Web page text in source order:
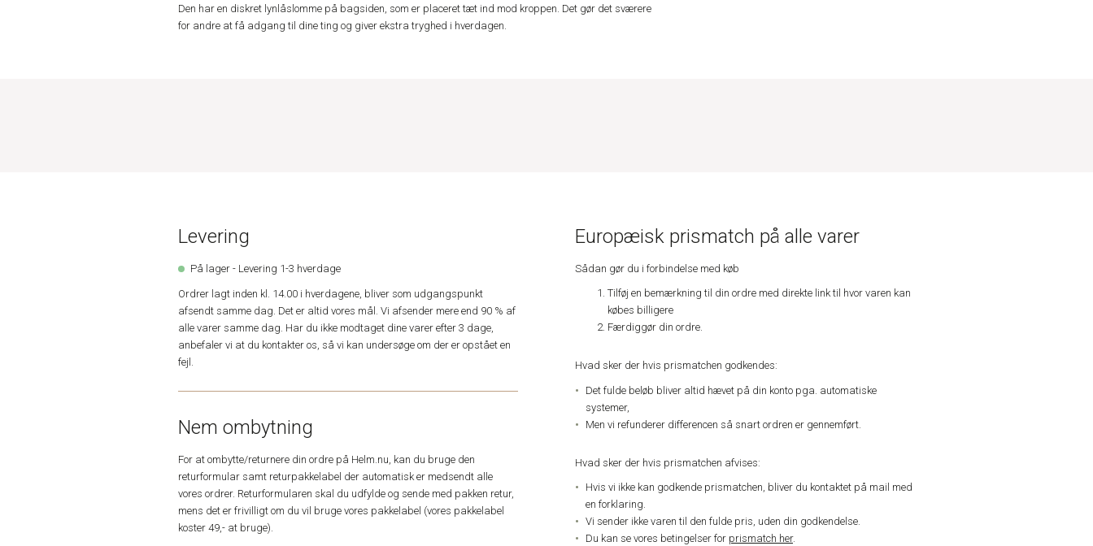
Den har en diskret lynlåslomme på bagsiden, som er placeret tæt ind mod kroppen. Det gør det sværere
for andre at få adgang til dine ting og giver ekstra tryghed i hverdagen.
Levering
På lager - Levering 1-3 hverdage
Ordrer lagt inden kl. 14.00 i hverdagene, bliver som udgangspunkt
afsendt samme dag. Det er altid vores mål. Vi afsender mere end 90 % af
alle varer samme dag. Har du ikke modtaget dine varer efter 3 dage,
anbefaler vi at du kontakter os, så vi kan undersøge om der er opstået en
fejl.
Nem ombytning
For at ombytte/returnere din ordre på Helm.nu, kan du bruge den
returformular samt returpakkelabel der automatisk er medsendt alle
vores ordrer. Returformularen skal du udfylde og sende med pakken retur,
mens det er frivilligt om du vil bruge vores pakkelabel (vores pakkelabel
koster 49,- at bruge).
Europæisk prismatch på alle varer
Sådan gør du i forbindelse med køb
Tilføj en bemærkning til din ordre med direkte link til hvor varen kan
købes billigere
Færdiggør din ordre.
Hvad sker der hvis prismatchen godkendes:
Det fulde beløb bliver altid hævet på din konto pga. automatiske
systemer,
Men vi refunderer differencen så snart ordren er gennemført.
Hvad sker der hvis prismatchen afvises:
Hvis vi ikke kan godkende prismatchen, bliver du kontaktet på mail med
en forklaring.
Vi sender ikke varen til den fulde pris, uden din godkendelse.
Du kan se vores betingelser for prismatch her.